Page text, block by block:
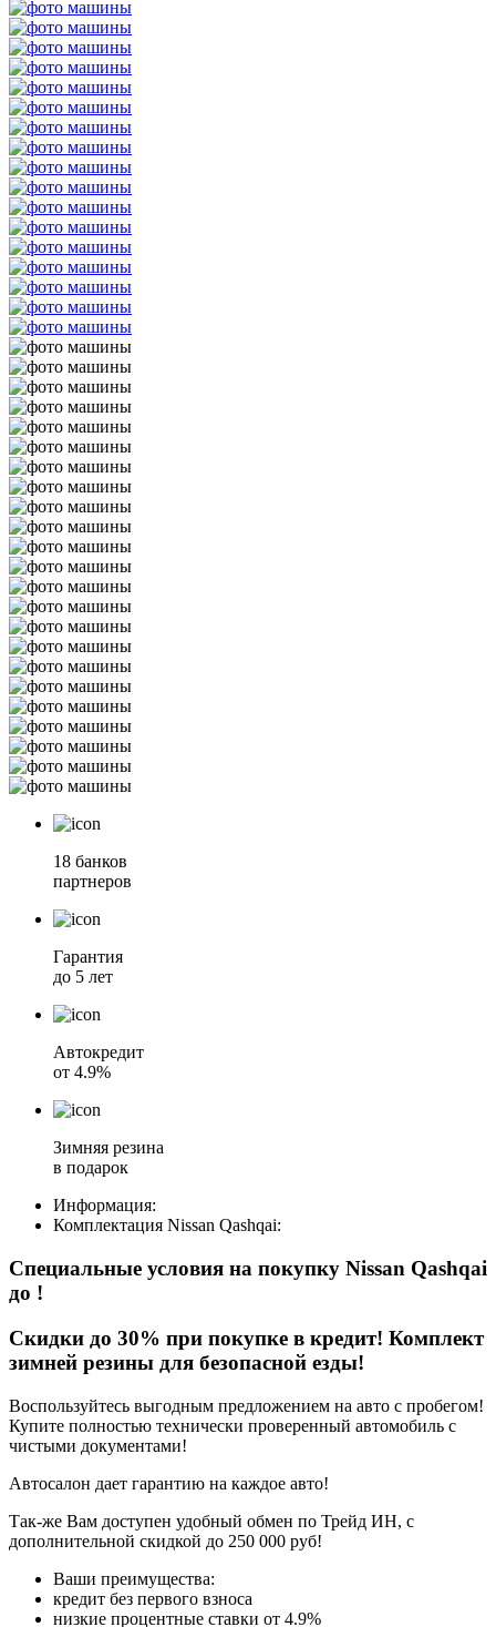
18 банков
партнеров
Гарантия
до 5 лет
Автокредит
от 4.9%
Зимняя резина
в подарок
Информация:
Комплектация Nissan Qashqai:
Специальные условия на покупку Nissan Qashqai
до !
Скидки до 30% при покупке в кредит! Комплект
зимней резины для безопасной езды!
Воспользуйтесь выгодным предложением на авто с пробегом!
Купите полностью технически проверенный автомобиль с
чистыми документами!
Автосалон дает гарантию на каждое авто!
Так-же Вам доступен удобный обмен по Трейд ИН, с
дополнительной скидкой до 250 000 руб!
Ваши преимущества:
кредит без первого взноса
низкие процентные ставки от 4.9%